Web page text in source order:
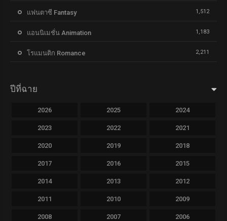
แฟนตาซี Fantasy 1,512
แอนนิเมชั่น Animation 1,183
โรแมนติก Romance 2,211
ปีที่ฉาย
2026 2025 2024
2023 2022 2021
2020 2019 2018
2017 2016 2015
2014 2013 2012
2011 2010 2009
2008 2007 2006